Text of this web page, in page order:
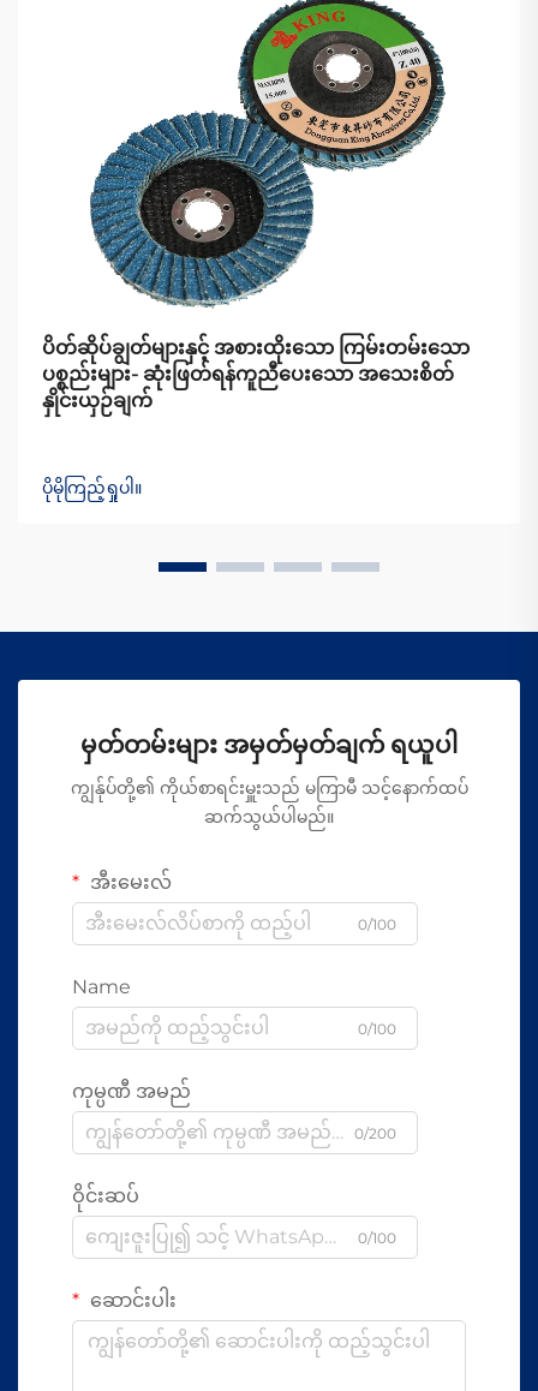
ပိတ်ဆိုပ်ချွတ်များနှင့် အစားထိုးသော ကြမ်းတမ်းသော
ပစ္စည်းများ- ဆုံးဖြတ်ရန်ကူညီပေးသော အသေးစိတ်
နှိုင်းယှဉ်ချက်
ပိုမိုကြည့်ရှုပါ။
မှတ်တမ်းများ အမှတ်မှတ်ချက် ရယူပါ
ကျွန်ုပ်တို့၏ ကိုယ်စာရင်းမှူးသည် မကြာမီ သင့်နောက်ထပ်
ဆက်သွယ်ပါမည်။
အီးမေးလ်
0/100
Name
0/100
ကုမ္ပဏီ အမည်
0/200
ဝိုင်းဆပ်
0/100
ဆောင်းပါး